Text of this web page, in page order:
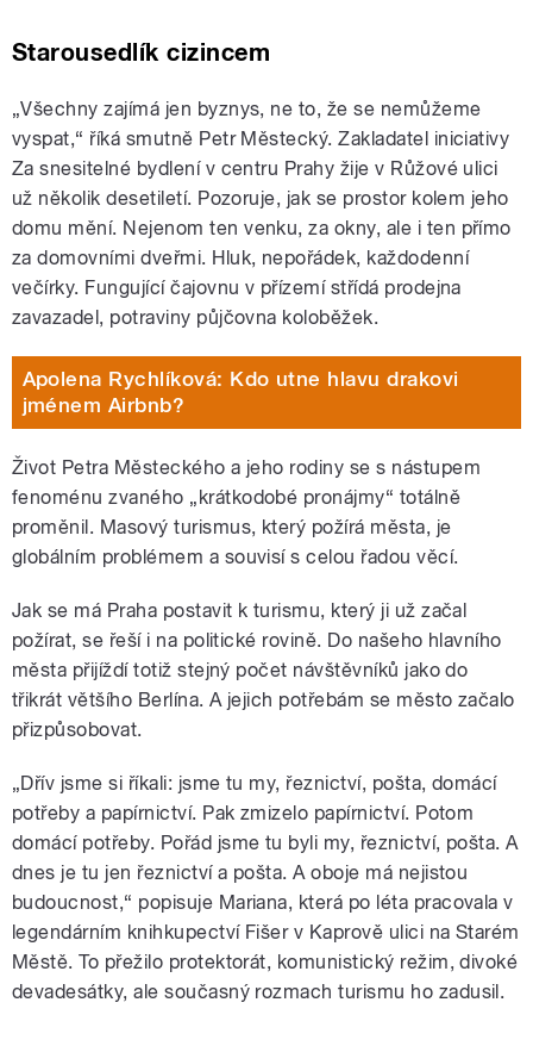
Starousedlík cizincem
„Všechny zajímá jen byznys, ne to, že se nemůžeme
vyspat,“ říká smutně Petr Městecký. Zakladatel iniciativy
Za snesitelné bydlení v centru Prahy žije v Růžové ulici
už několik desetiletí. Pozoruje, jak se prostor kolem jeho
domu mění. Nejenom ten venku, za okny, ale i ten přímo
za domovními dveřmi. Hluk, nepořádek, každodenní
večírky. Fungující čajovnu v přízemí střídá prodejna
zavazadel, potraviny půjčovna koloběžek.
Apolena Rychlíková: Kdo utne hlavu drakovi
jménem Airbnb?
Život Petra Městeckého a jeho rodiny se s nástupem
fenoménu zvaného „krátkodobé pronájmy“ totálně
proměnil. Masový turismus, který požírá města, je
globálním problémem a souvisí s celou řadou věcí.
Jak se má Praha postavit k turismu, který ji už začal
požírat, se řeší i na politické rovině. Do našeho hlavního
města přijíždí totiž stejný počet návštěvníků jako do
třikrát většího Berlína. A jejich potřebám se město začalo
přizpůsobovat.
„Dřív jsme si říkali: jsme tu my, řeznictví, pošta, domácí
potřeby a papírnictví. Pak zmizelo papírnictví. Potom
domácí potřeby. Pořád jsme tu byli my, řeznictví, pošta. A
dnes je tu jen řeznictví a pošta. A oboje má nejistou
budoucnost,“ popisuje Mariana, která po léta pracovala v
legendárním knihkupectví Fišer v Kaprově ulici na Starém
Městě. To přežilo protektorát, komunistický režim, divoké
devadesátky, ale současný rozmach turismu ho zadusil.